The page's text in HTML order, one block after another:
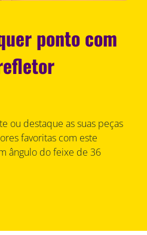
ponto com
ou destaque as suas peças
favoritas com este
ângulo do feixe de 36